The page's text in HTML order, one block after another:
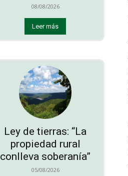
08/08/2026
Leer más
Ley de tierras: “La
propiedad rural
conlleva soberanía”
05/08/2026